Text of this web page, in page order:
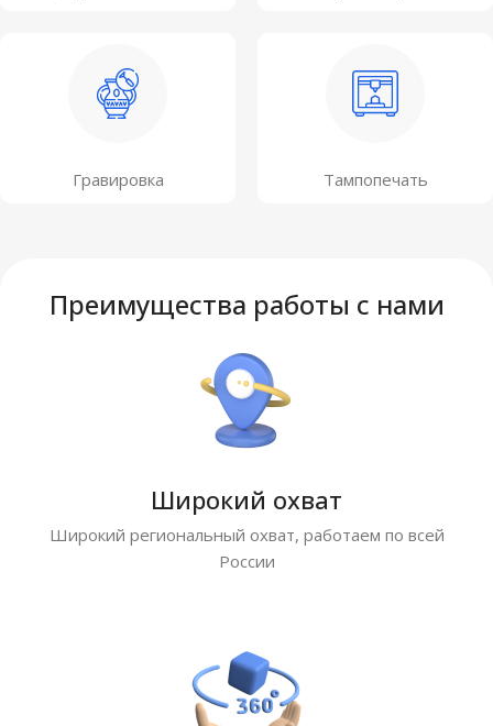
Гравировка Тампопечать
Преимущества работы с нами
Широкий охват
Широкий региональный охват, работаем по всей
России